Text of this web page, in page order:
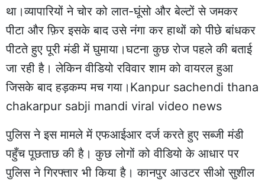
था।व्यापारियों ने चोर को लात-घूंसो और बेल्टों से जमकर
पीटा और फ़िर इसके बाद उसे नंगा कर हाथों को पीछे बांधकर
पीटते हुए पूरी मंडी में घुमाया।घटना कुछ रोज पहले की बताई
जा रही है। लेकिन वीडियो रविवार शाम को वायरल हुआ
जिसके बाद हड़कम्प मच गया।Kanpur sachendi thana
chakarpur sabji mandi viral video news
पुलिस ने इस मामले में एफआईआर दर्ज करते हुए सब्जी मंडी
पहुँच पूछताछ की है। कुछ लोगों को वीडियो के आधार पर
पुलिस ने गिरफ्तार भी किया है। कानपुर आउटर सीओ सुशील